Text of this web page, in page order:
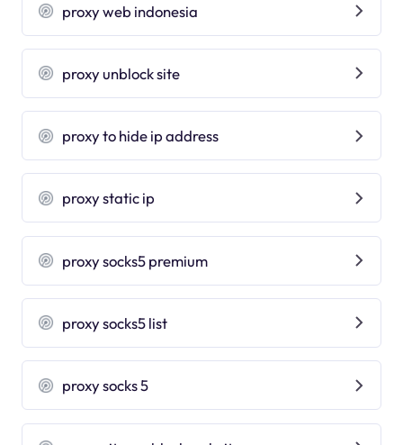
proxy web indonesia
proxy unblock site
proxy to hide ip address
proxy static ip
proxy socks5 premium
proxy socks5 list
proxy socks 5